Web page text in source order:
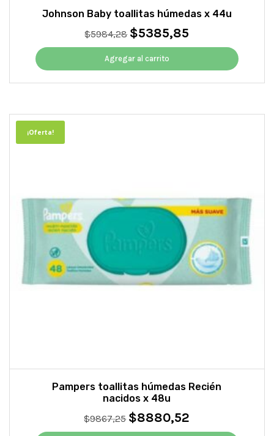
Johnson Baby toallitas húmedas x 44u
$5984,28 El
precio
original
era:
$5984,28.
$5385,85
precio
es:
$5385,85.
Agregar al carrito
¡Oferta!
Pampers toallitas húmedas Recién
nacidos x 48u
$9867,25 El
precio
$8880,52
precio